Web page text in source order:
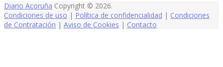
Diario Acoruña Copyright © 2026.
Condiciones de uso | Política de confidencialidad | Condiciones
de Contratación | Aviso de Cookies | Contacto